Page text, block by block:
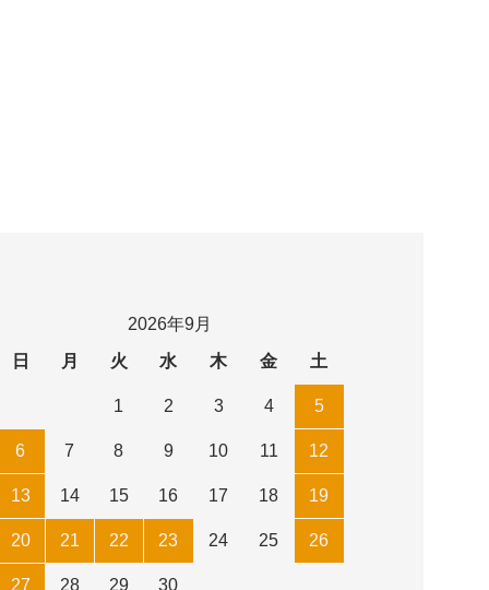
2026年9月
日
月 火 水 木 金 土
1 2 3 4 5
6 7 8 9 10 11 12
13 14 15 16 17 18 19
20 21 22 23 24 25 26
27 28 29 30